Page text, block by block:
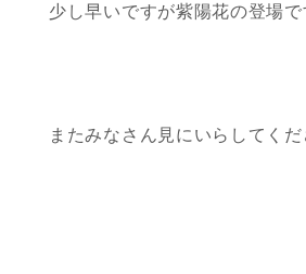
少し早いですが紫陽花の登場
またみなさん見にいらしてく